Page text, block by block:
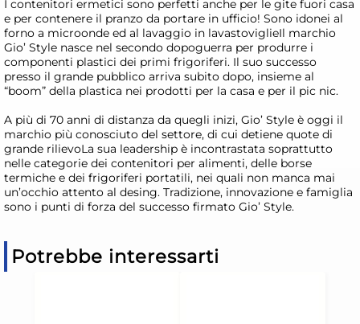
I contenitori ermetici sono perfetti anche per le gite fuori casa
e per contenere il pranzo da portare in ufficio! Sono idonei al
forno a microonde ed al lavaggio in lavastoviglieIl marchio
Gio’ Style nasce nel secondo dopoguerra per produrre i
componenti plastici dei primi frigoriferi. Il suo successo
presso il grande pubblico arriva subito dopo, insieme al
“boom” della plastica nei prodotti per la casa e per il pic nic.
A più di 70 anni di distanza da quegli inizi, Gio’ Style è oggi il
marchio più conosciuto del settore, di cui detiene quote di
grande rilievoLa sua leadership è incontrastata soprattutto
nelle categorie dei contenitori per alimenti, delle borse
termiche e dei frigoriferi portatili, nei quali non manca mai
un’occhio attento al desing. Tradizione, innovazione e famiglia
sono i punti di forza del successo firmato Gio’ Style.
Potrebbe interessarti